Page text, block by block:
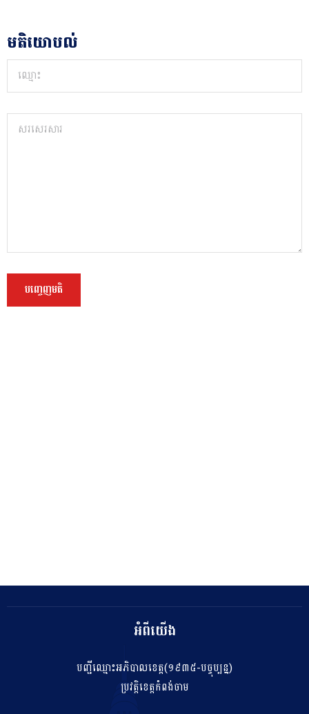
មតិយោបល់
អំពីយើង
បញ្ជីឈ្មោះអភិបាលខេត្ត(១៩៣៥-បច្ចុប្បន្ន)
ប្រវត្តិខេត្តកំពង់ចាម